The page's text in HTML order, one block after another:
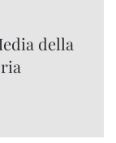
della